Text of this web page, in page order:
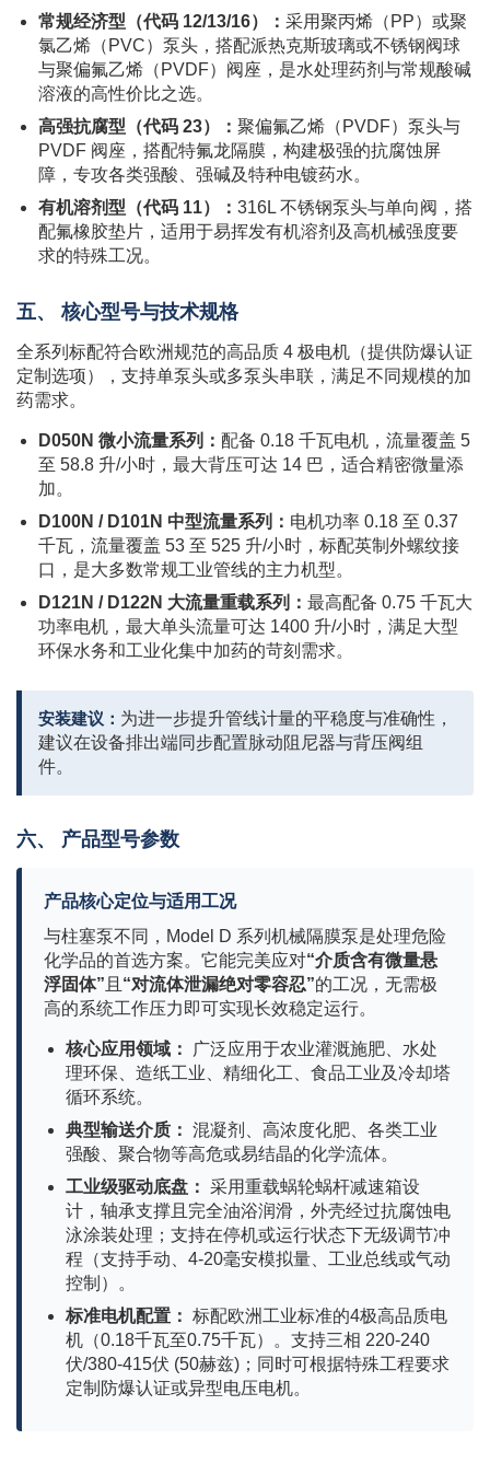
常规经济型（代码 12/13/16）： 采用聚丙烯（PP）或聚
氯乙烯（PVC）泵头，搭配派热克斯玻璃或不锈钢阀球
与聚偏氟乙烯（PVDF）阀座，是水处理药剂与常规酸碱
溶液的高性价比之选。
高强抗腐型（代码 23）： 聚偏氟乙烯（PVDF）泵头与
PVDF 阀座，搭配特氟龙隔膜，构建极强的抗腐蚀屏
障，专攻各类强酸、强碱及特种电镀药水。
有机溶剂型（代码 11）： 316L 不锈钢泵头与单向阀，搭
配氟橡胶垫片，适用于易挥发有机溶剂及高机械强度要
求的特殊工况。
五、 核心型号与技术规格
全系列标配符合欧洲规范的高品质 4 极电机（提供防爆认证
定制选项），支持单泵头或多泵头串联，满足不同规模的加
药需求。
D050N 微小流量系列： 配备 0.18 千瓦电机，流量覆盖 5
至 58.8 升/小时，最大背压可达 14 巴，适合精密微量添
加。
D100N / D101N 中型流量系列： 电机功率 0.18 至 0.37
千瓦，流量覆盖 53 至 525 升/小时，标配英制外螺纹接
口，是大多数常规工业管线的主力机型。
D121N / D122N 大流量重载系列： 最高配备 0.75 千瓦大
功率电机，最大单头流量可达 1400 升/小时，满足大型
环保水务和工业化集中加药的苛刻需求。
安装建议： 为进一步提升管线计量的平稳度与准确性，
建议在设备排出端同步配置脉动阻尼器与背压阀组
件。
六、 产品型号参数
产品核心定位与适用工况
与柱塞泵不同，Model D 系列机械隔膜泵是处理危险
化学品的首选方案。它能完美应对“介质含有微量悬
浮固体” 且 “对流体泄漏绝对零容忍”的工况，无需极
高的系统工作压力即可实现长效稳定运行。
核心应用领域：
广泛应用于农业灌溉施肥、水处
理环保、造纸工业、精细化工、食品工业及冷却塔
循环系统。
典型输送介质： 混凝剂、高浓度化肥、各类工业
强酸、聚合物等高危或易结晶的化学流体。
工业级驱动底盘： 采用重载蜗轮蜗杆减速箱设
计，轴承支撑且完全油浴润滑，外壳经过抗腐蚀电
泳涂装处理；支持在停机或运行状态下无级调节冲
程（支持手动、4-20毫安模拟量、工业总线或气动
控制）。
标准电机配置： 标配欧洲工业标准的4极高品质电
机（0.18千瓦至0.75千瓦）。支持三相 220-240
伏/380-415伏 (50赫兹)；同时可根据特殊工程要求
定制防爆认证或异型电压电机。